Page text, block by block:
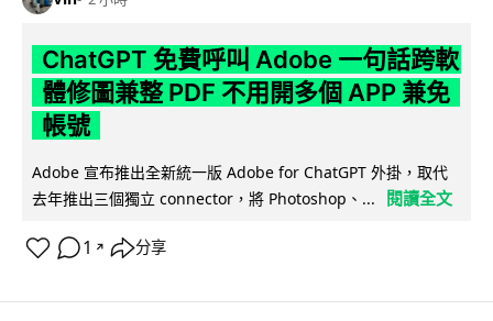
ChatGPT 免費呼叫 Adobe 一句話跨軟
體修圖兼整 PDF 不用開多個 APP 兼免
帳號
Adobe 宣布推出全新統一版 Adobe for ChatGPT 外掛，取代
去年推出三個獨立 connector，將 Photoshop、...
閱讀全文
1 ↗ 分享